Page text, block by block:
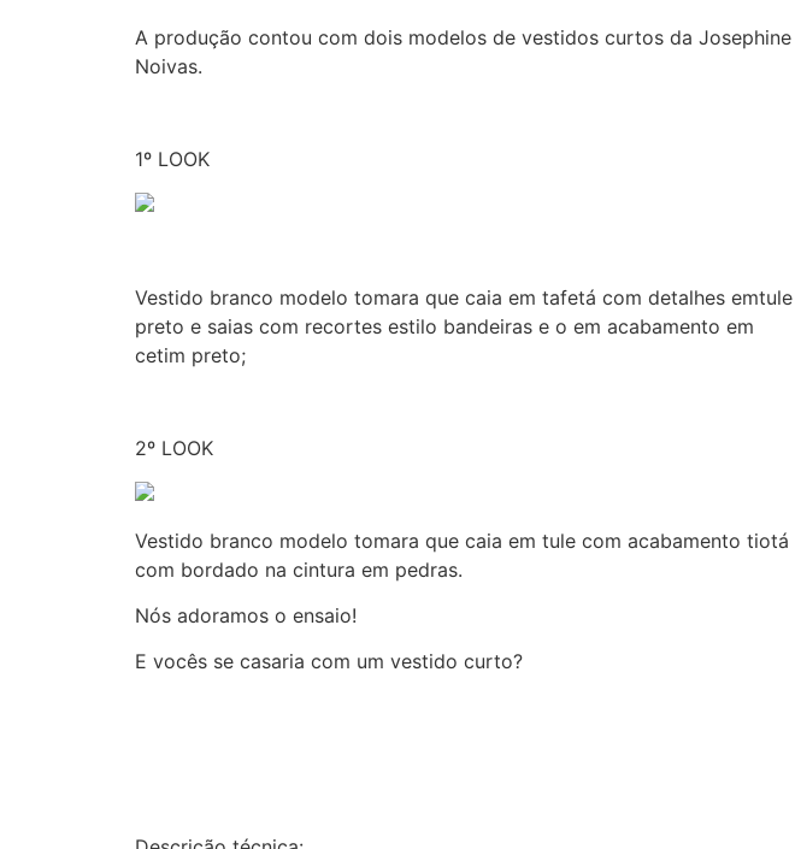
A produção contou com dois modelos de vestidos curtos da Josephine
Noivas.
1º LOOK
Vestido branco modelo tomara que caia em tafetá com detalhes emtule
preto e saias com recortes estilo bandeiras e o em acabamento em
cetim preto;
2º LOOK
Vestido branco modelo tomara que caia em tule com acabamento tiotá
com bordado na cintura em pedras.
Nós adoramos o ensaio!
E vocês se casaria com um vestido curto?